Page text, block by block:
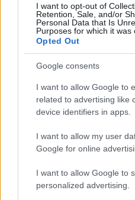
I want to opt-out of
Retention, Sale, and/or
Personal Data that Is
Purposes for which it was
Opted Out
Google consents
I want to allow Google to
related to advertising like
device identifiers in apps.
I want to allow my user
Google for online
I want to allow Google to
personalized advertising.
Notre-Dame de
al Molo Brin è un
conducente
gallurese: gli
Lettini e arredi
sequestri a Olbia e